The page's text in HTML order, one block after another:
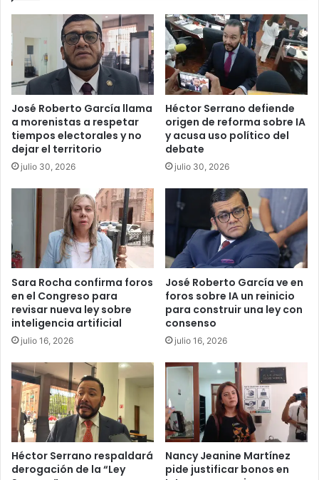
José Roberto García llama
a morenistas a respetar
tiempos electorales y no
dejar el territorio
julio 30, 2026
Héctor Serrano defiende
origen de reforma sobre IA
y acusa uso político del
debate
julio 30, 2026
Sara Rocha confirma foros
en el Congreso para
revisar nueva ley sobre
inteligencia artificial
julio 16, 2026
José Roberto García ve en
foros sobre IA un reinicio
para construir una ley con
consenso
julio 16, 2026
Héctor Serrano respaldará
derogación de la “Ley
Nancy Jeanine Martínez
pide justificar bonos en